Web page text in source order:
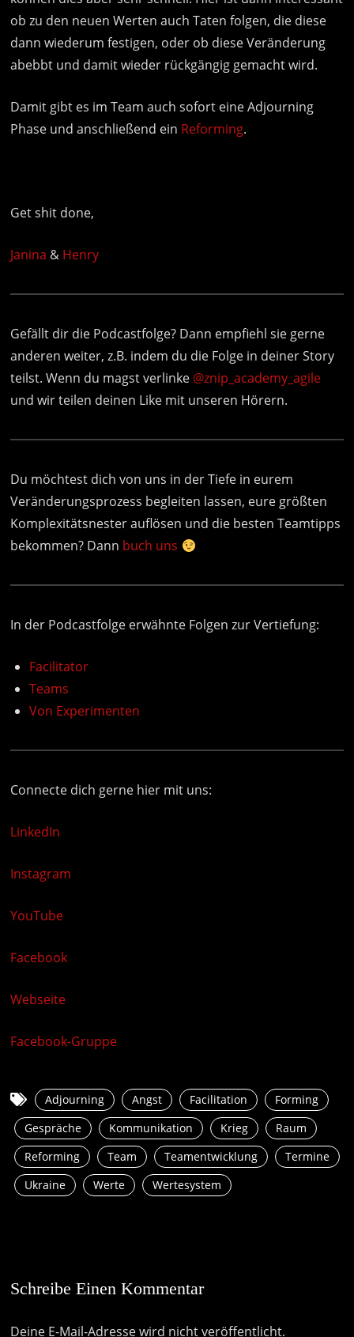
ob zu den neuen Werten auch Taten folgen, die diese
dann wiederum festigen, oder ob diese Veränderung
abebbt und damit wieder rückgängig gemacht wird.
Damit gibt es im Team auch sofort eine Adjourning
Phase und anschließend ein Reforming.
Get shit done,
Janina & Henry
Gefällt dir die Podcastfolge? Dann empfiehl sie gerne
anderen weiter, z.B. indem du die Folge in deiner Story
teilst. Wenn du magst verlinke @znip_academy_agile
und wir teilen deinen Like mit unseren Hörern.
Du möchtest dich von uns in der Tiefe in eurem
Veränderungsprozess begleiten lassen, eure größten
Komplexitätsnester auflösen und die besten Teamtipps
bekommen? Dann buch uns
In der Podcastfolge erwähnte Folgen zur Vertiefung:
Facilitator
Teams
Von Experimenten
Connecte dich gerne hier mit uns:
LinkedIn
Instagram
YouTube
Facebook
Webseite
Facebook-Gruppe
Adjourning Angst Facilitation
Forming
Gespräche
Kommunikation Krieg
Raum
Reforming
Team Teamentwicklung
Termine
Ukraine
Werte Wertesystem
Schreibe Einen Kommentar
Deine E-Mail-Adresse wird nicht veröffentlicht.